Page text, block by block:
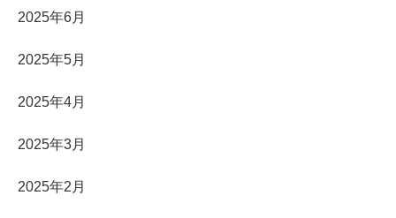
2025年6月
2025年5月
2025年4月
2025年3月
2025年2月